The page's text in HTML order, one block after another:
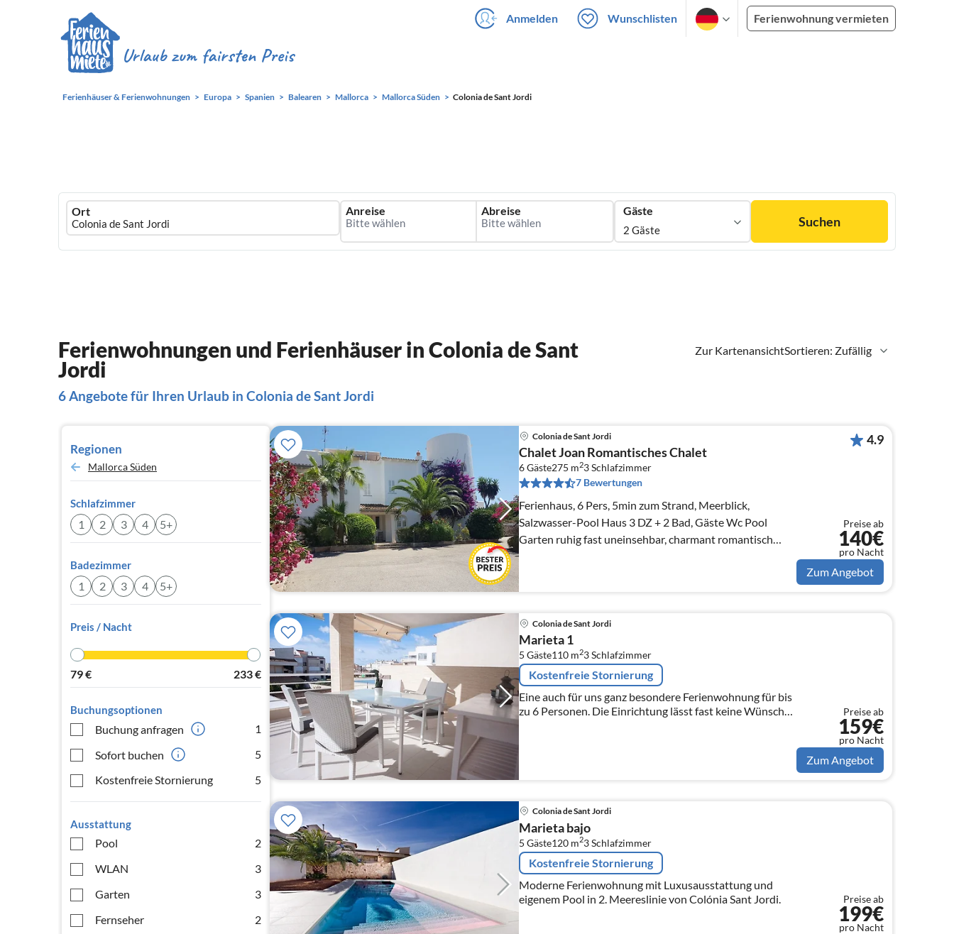
Anmelden Wunschlisten Ferienwohnung vermieten
Ferienhäuser & Ferienwohnungen Europa Spanien Balearen Mallorca Mallorca Süden Colonia de Sant Jordi
Ferienhausmiete
logo
Ort Anreise Abreise Gäste
2 Gäste
Suchen
Zur KartenansichtSortieren: Zufällig
Ferienwohnungen und Ferienhäuser in Colonia de Sant
Jordi
6 Angebote für Ihren Urlaub in Colonia de Sant Jordi
Regionen
Mallorca Süden
Schlafzimmer
1 2 3 4 5+
Badezimmer
1 2 3 4 5+
Preis / Nacht
79€ 233€
Buchungsoptionen
Buchung anfragen
1
Sofort buchen
5
Kostenfreie Stornierung
5
Ausstattung
Pool
2
WLAN
3
Garten
3
Fernseher
2
Colonia de Sant Jordi
Chalet Joan Romantisches Chalet
6 Gäste275 m23Schlafzimmer
7 Bewertungen
Ferienhaus, 6 Pers, 5min zum Strand, Meerblick,
Salzwasser-Pool Haus 3 DZ + 2 Bad, Gäste Wc Pool
Garten ruhig fast uneinsehbar, charmant romantisch
4.9
Preise ab
140€
pro Nacht
Zum Angebot
Colonia de Sant Jordi
Marieta 1
5 Gäste110 m23Schlafzimmer
Kostenfreie Stornierung
Eine auch für uns ganz besondere Ferienwohnung für bis
zu 6 Personen. Die Einrichtung lässt fast keine Wünsche
Preise ab
159€
pro Nacht
Zum Angebot
Colonia de Sant Jordi
Marieta bajo
5 Gäste120 m23Schlafzimmer
Kostenfreie Stornierung
Moderne Ferienwohnung mit Luxusausstattung und
eigenem Pool in 2. Meereslinie von Colónia Sant Jordi.
Preise ab
199€
pro Nacht